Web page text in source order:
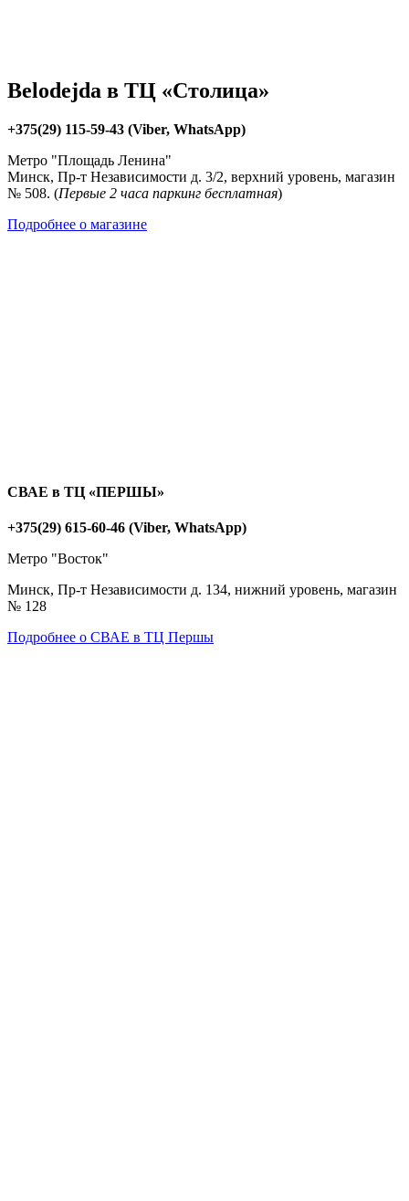
Belodejda в ТЦ «Столица»
+375(29) 115-59-43 (Viber, WhatsApp)
Метро "Площадь Ленина"
Минск, Пр-т Независимости д. 3/2, верхний уровень, магазин
№ 508. (Первые 2 часа паркинг бесплатная)
Подробнее о магазине
СВАЕ в ТЦ «ПЕРШЫ»
+375(29) 615-60-46 (Viber, WhatsApp)
Метро "Восток"
Минск, Пр-т Независимости д. 134, нижний уровень, магазин
№ 128
Подробнее о СВАЕ в ТЦ Першы